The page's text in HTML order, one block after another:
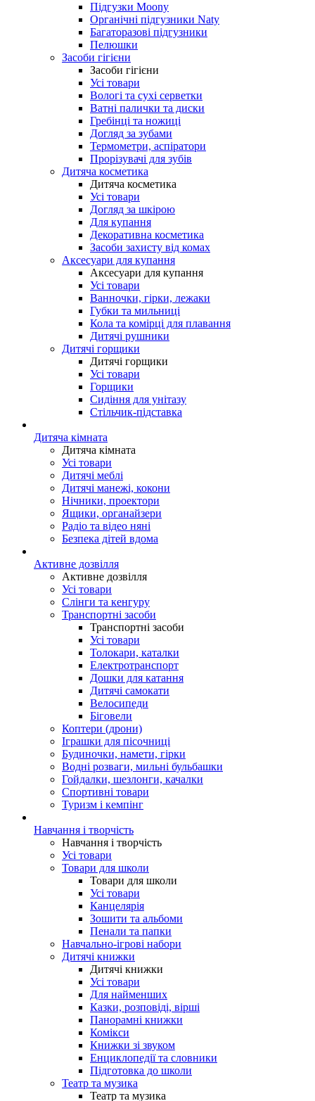
Підгузки Moony
Органічні підгузники Naty
Багаторазові підгузники
Пелюшки
Засоби гігієни
Засоби гігієни
Усі товари
Вологі та сухі серветки
Ватні палички та диски
Гребінці та ножиці
Догляд за зубами
Термометри, аспіратори
Прорізувачі для зубів
Дитяча косметика
Дитяча косметика
Усі товари
Догляд за шкірою
Для купання
Декоративна косметика
Засоби захисту від комах
Аксесуари для купання
Аксесуари для купання
Усі товари
Ванночки, гірки, лежаки
Губки та мильниці
Кола та комірці для плавання
Дитячі рушники
Дитячі горщики
Дитячі горщики
Усі товари
Горщики
Сидіння для унітазу
Стільчик-підставка
Дитяча кімната
Дитяча кімната
Усі товари
Дитячі меблі
Дитячі манежі, кокони
Нічники, проектори
Ящики, органайзери
Радіо та відео няні
Безпека дітей вдома
Активне дозвілля
Активне дозвілля
Усі товари
Слінги та кенгуру
Транспортні засоби
Транспортні засоби
Усі товари
Толокари, каталки
Електротранспорт
Дошки для катання
Дитячі самокати
Велосипеди
Біговели
Коптери (дрони)
Іграшки для пісочниці
Будиночки, намети, гірки
Водні розваги, мильні бульбашки
Гойдалки, шезлонги, качалки
Спортивні товари
Туризм і кемпінг
Навчання і творчість
Навчання і творчість
Усі товари
Товари для школи
Товари для школи
Усі товари
Канцелярія
Зошити та альбоми
Пенали та папки
Навчально-ігрові набори
Дитячі книжки
Дитячі книжки
Усі товари
Для найменших
Казки, розповіді, вірші
Панорамні книжки
Комікси
Книжки зі звуком
Енциклопедії та словники
Підготовка до школи
Театр та музика
Театр та музика